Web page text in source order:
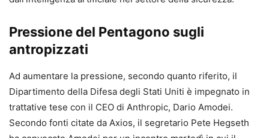
Pressione del Pentagono sugli
antropizzati
Ad aumentare la pressione, secondo quanto riferito, il
Dipartimento della Difesa degli Stati Uniti è impegnato in
trattative tese con il CEO di Anthropic, Dario Amodei.
Secondo fonti citate da Axios, il segretario Pete Hegseth